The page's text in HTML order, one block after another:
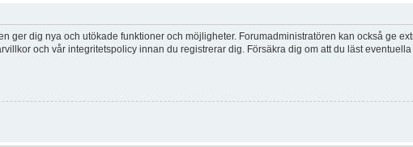
ger dig nya och utökade funktioner och möjligheter. Forumadministratören kan också ge
och vår integritetspolicy innan du registrerar dig. Försäkra dig om att du läst